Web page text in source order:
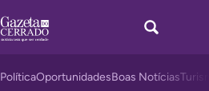
PolíticaOportunidadesBoas Notícias